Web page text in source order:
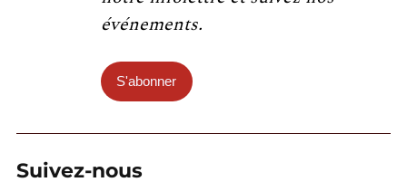
événements.
S'abonner
Suivez-nous